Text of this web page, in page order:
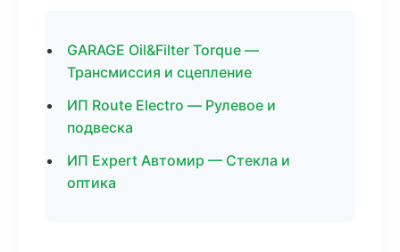
GARAGE Oil&Filter Torque —
Трансмиссия и сцепление
ИП Route Electro — Рулевое и
подвеска
ИП Expert Автомир — Стекла и
оптика